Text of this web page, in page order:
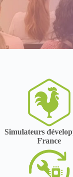
Simulateurs
France